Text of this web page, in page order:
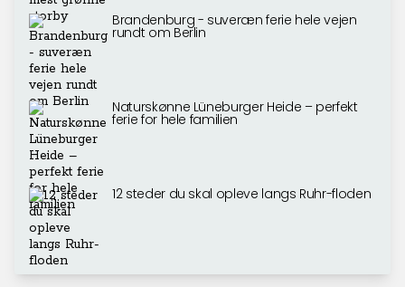
Brandenburg - suveræn ferie hele vejen
rundt om Berlin
Naturskønne Lüneburger Heide – perfekt
ferie for hele familien
12 steder du skal opleve langs Ruhr-floden